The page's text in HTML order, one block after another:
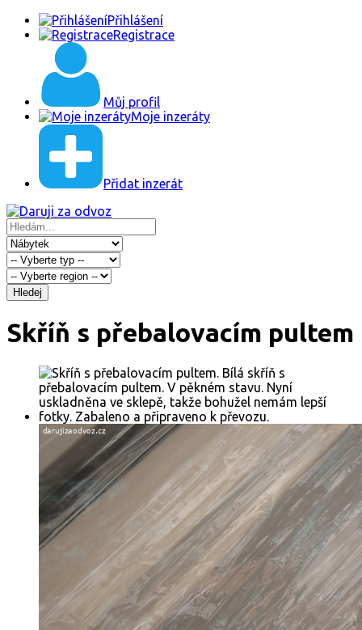
Přihlášení
Registrace
Můj profil
Moje inzeráty
Přidat inzerát
Hledej
Skříň s přebalovacím pultem